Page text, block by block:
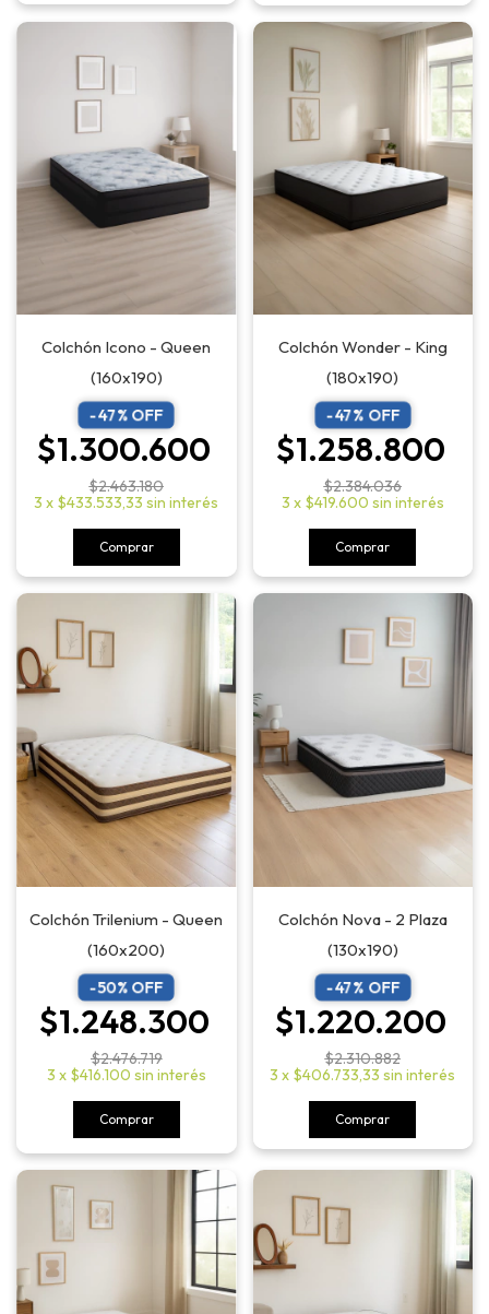
Colchón Icono - Queen
(160x190)
-47% OFF
$1.300.600
$2.463.180
3 x $433.533,33 sin interés
Comprar
Colchón Wonder - King
(180x190)
-47% OFF
$1.258.800
$2.384.036
3 x $419.600 sin interés
Comprar
Colchón Trilenium - Queen
(160x200)
-50% OFF
$1.248.300
$2.476.719
3 x $416.100 sin interés
Colchón Nova - 2 Plaza
(130x190)
-47% OFF
$1.220.200
$2.310.882
3 x $406.733,33 sin interés
Comprar